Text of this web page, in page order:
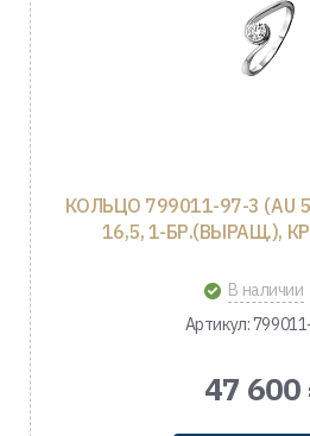
КОЛЬЦО 799011-97-3 (AU
16,5, 1-БР.(ВЫРАЩ.),
В наличии
Артикул:
47 600